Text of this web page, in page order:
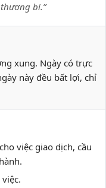
bi.”
xung. Ngày có trực
này đều bất lợi, chỉ
việc giao dịch, cầu